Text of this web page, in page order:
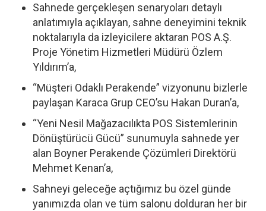
Sahnede gerçekleşen senaryoları detaylı
anlatımıyla açıklayan, sahne deneyimini teknik
noktalarıyla da izleyicilere aktaran POS A.Ş.
Proje Yönetim Hizmetleri Müdürü Özlem
Yıldırım’a,
“Müşteri Odaklı Perakende” vizyonunu bizlerle
paylaşan Karaca Grup CEO’su Hakan Duran’a,
“Yeni Nesil Mağazacılıkta POS Sistemlerinin
Dönüştürücü Gücü” sunumuyla sahnede yer
alan Boyner Perakende Çözümleri Direktörü
Mehmet Kenan’a,
Sahneyi geleceğe açtığımız bu özel günde
yanımızda olan ve tüm salonu dolduran her bir